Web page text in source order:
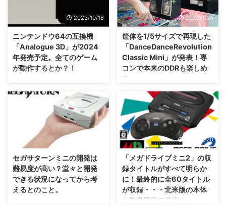
2023/10/18
ニンテンドウ64の互換機
「Analogue 3D」が2024
年発売予定。全てのゲーム
が動作するとか？！
か楽しみ・・・オリジナルと同じ
くスティックが真ん中にあるのか
な！？ ゲームボーイの互換機
「Analogue Pocket」が話題にな
った、米国ゲーム互換機メーカー
Analogueさんですが。 今度は、
ニンテンドウ64の互換機
Analogue 3D を2024年に発売す
ることを発表しました(・∀・)
Analogueさんいわく、 海外タイ
トルも含めて全てのゲームを動作
2023/10/4
筐体を1/5サイズで再現した
「DanceDanceRevolution
Classic Mini」が発表！専
コンで本来のDDRも楽しめ
る。
これまたまさかな筐体がミニとし
て登場しそうですな・・・個人的
にビーマニも作ってくれないか
な？(笑) 2023年の今年、
X68000の復刻ミニ版「X68000
Z」を発売した株式会社瑞起さん
「DanceDanceRevolution
Classic Mini（ダンスダンスレボ
リューション クラシックミ
ニ）」 という、コナミさんの
セガサターンミニの開発は
難易度が高い？堂々と開発
できる状況になってから考
えるとのこと。
2022/8/20
「メガドライブミニ2」の収
録タイトルがすべて明らか
に！最終的に全60タイトル
が収録・・・北米版の本体
も数量限定で発売！